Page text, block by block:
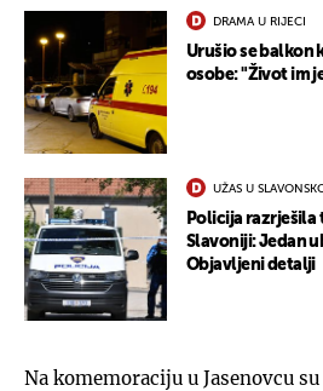
DRAMA U RIJECI
Urušio se balkon
osobe: "Život im
UŽAS U
Policija razrješila
Slavoniji: Jedan
Objavljeni detalji
Na komemoraciju u Jasenovcu